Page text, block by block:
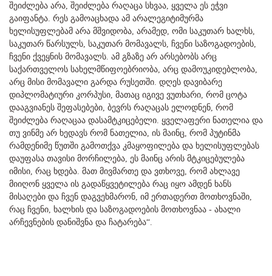
შეიძლება არა, შეიძლება რაღაცა სხვაა, ყველა ეს ეჭვი
გაიფანტა. რეს გამოაცხადა ამ არალეგიტიმურმა
ხელისუფლებამ არა მშვიდობა, არამედ, ომი საკუთარ ხალხს,
საკუთარ წარსულს, საკუთარ მომავალს, ჩვენი საზოგადოების,
ჩვენი ქვეყნის მომავალს. ამ გზაზე არ არსებობს არც
საქართველოს სახელმწიფოებრიობა, არც დამოუკიდებლობა,
არც მისი მომავალი გარდა რუსეთში. დღეს დავიბარე
დიპლომატიური კორპუსი, მათაც იგივე ვუთხარი, რომ ცოტა
დააგვიანეს შეფასებები, ბევრს რაღაცას ელოდნენ, რომ
შეიძლება რაღაცაა დასამტკიცებელი. ყველაფერი ნათელია და
თუ ვინმე არ ხედავს რომ ნათელია, ის მაინც, რომ პუტინმა
რამდენიმე წუთში გამოთქვა კმაყოფილება და ხელისუფლებას
დაუფასა თავისი მორჩილება, ეს მაინც არის მტკიცებულება
იმისი, რაც ხდება. მათ მივმართე და ვთხოვე, რომ ახლავე
მიიღონ ყველა ის გადაწყვეტილება რაც იყო ამდენ ხანს
მისაღები და ჩვენ დაგვეხმარონ, იმ ერთადერთ მოთხოვნაში,
რაც ჩვენი, ხალხის და საზოგადოების მოთხოვნაა - ახალი
არჩევნების დანიშვნა და ჩატარება“.